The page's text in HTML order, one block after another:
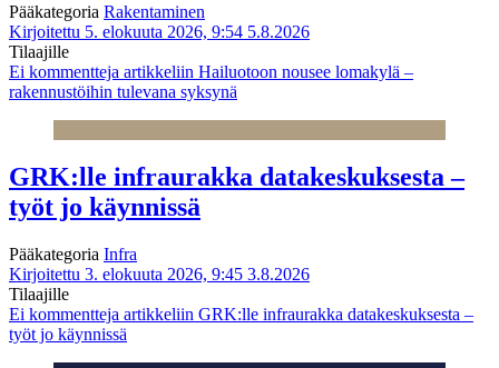
Pääkategoria Rakentaminen
Kirjoitettu 5. elokuuta 2026, 9:54 5.8.2026
Tilaajille
Ei kommentteja artikkeliin Hailuotoon nousee lomakylä –
rakennustöihin tulevana syksynä
GRK:lle infraurakka datakeskuksesta –
työt jo käynnissä
Pääkategoria Infra
Kirjoitettu 3. elokuuta 2026, 9:45 3.8.2026
Tilaajille
Ei kommentteja artikkeliin GRK:lle infraurakka datakeskuksesta –
työt jo käynnissä